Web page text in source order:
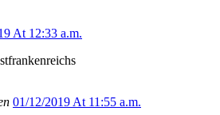
At 12:33 a.m.
01/12/2019 At 11:55 a.m.